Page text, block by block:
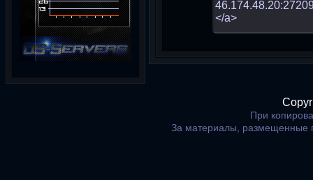
При
За материалы, размещенные